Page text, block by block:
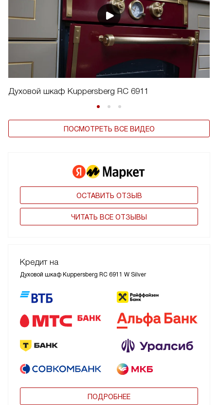
Духовой шкаф Kuppersberg RC 6911
ПОСМОТРЕТЬ ВСЕ ВИДЕО
ОСТАВИТЬ ОТЗЫВ
ЧИТАТЬ ВСЕ ОТЗЫВЫ
Кредит на
Духовой шкаф Kuppersberg RC 6911 W Silver
ПОДРОБНЕЕ